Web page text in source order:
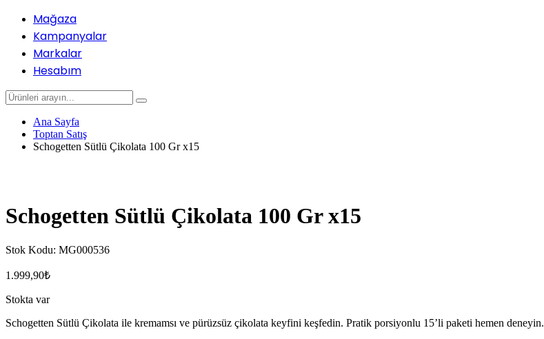
Mağaza
Kampanyalar
Markalar
Hesabım
Ana Sayfa
Toptan Satış
Schogetten Sütlü Çikolata 100 Gr x15
Schogetten Sütlü Çikolata 100 Gr x15
Stok Kodu: MG000536
1.999,90₺
Stokta var
Schogetten Sütlü Çikolata ile kremamsı ve pürüzsüz çikolata keyfini keşfedin. Pratik porsiyonlu 15’li paketi hemen deneyin.